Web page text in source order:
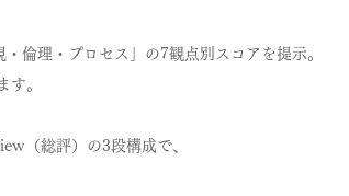
倫理・プロセス」の7観点別スコアを提示。
す。
（総評）の3段構成で、